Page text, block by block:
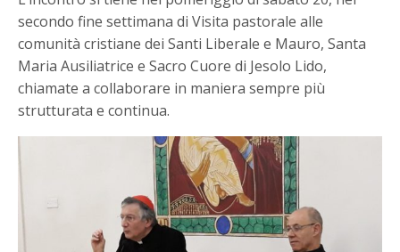
secondo fine settimana di Visita pastorale alle
comunità cristiane dei Santi Liberale e Mauro, Santa
Maria Ausiliatrice e Sacro Cuore di Jesolo Lido,
chiamate a collaborare in maniera sempre più
strutturata e continua.